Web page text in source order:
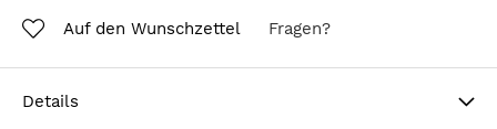
Auf den Wunschzettel Fragen?
Details